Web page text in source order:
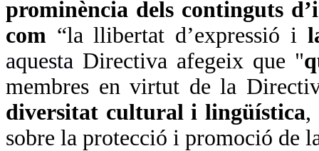
prominència dels continguts
com “la llibertat d’expressió i
aquesta Directiva afegeix que "
membres en virtut de la
diversitat cultural i lingüística,
sobre la protecció i promoció de